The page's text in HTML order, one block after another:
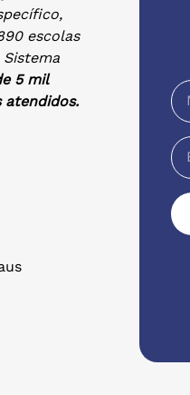
escolas
5 mil
atendidos.